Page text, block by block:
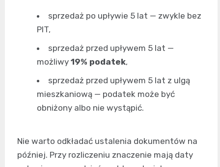
sprzedaż po upływie 5 lat — zwykle bez
PIT,
sprzedaż przed upływem 5 lat —
możliwy 19% podatek,
sprzedaż przed upływem 5 lat z ulgą
mieszkaniową — podatek może być
obniżony albo nie wystąpić.
Nie warto odkładać ustalenia dokumentów na
później. Przy rozliczeniu znaczenie mają daty